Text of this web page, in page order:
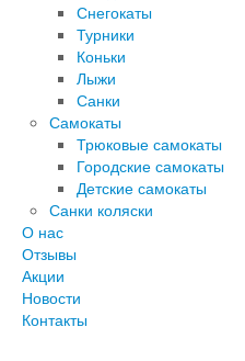
Снегокаты
Турники
Коньки
Лыжи
Санки
Самокаты
Трюковые самокаты
Городские самокаты
Детские самокаты
Санки коляски
О нас
Отзывы
Акции
Новости
Контакты